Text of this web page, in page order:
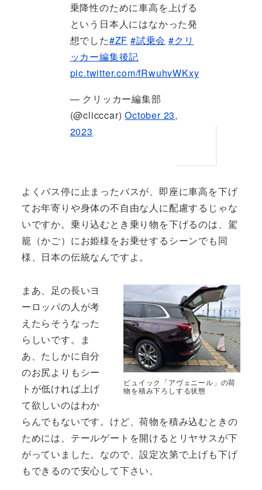
乗降性のために車高を上げる
という日本人にはなかった発
想でした#ZF #試乗会 #クリ
ッカー編集後記
pic.twitter.com/fRwuhvWKxy
— クリッカー編集部
(@clicccar)October 23,
2023
よくバス停に止まったバスが、即座に車高を下げ
てお年寄りや身体の不自由な人に配慮するじゃな
いですか。乗り込むとき乗り物を下げるのは、駕
籠（かご）にお姫様をお乗せするシーンでも同
様、日本の伝統なんですよ。
ビュイック「アヴェニール」の荷
物を積み下ろしする状態
まあ、足の長いヨ
ーロッパの人が考
えたらそうなった
らしいです。ま
あ、たしかに自分
のお尻よりもシー
トが低ければ上げ
て欲しいのはわか
らんでもないです。けど、荷物を積み込むときの
ためには、テールゲートを開けるとリヤサスが下
がっていました。なので、設定次第で上げも下げ
もできるので安心して下さい。